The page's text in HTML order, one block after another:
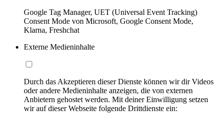
Google Tag Manager, UET (Universal Event Tracking)
Consent Mode von Microsoft, Google Consent Mode,
Klarna, Freshchat
Externe Medieninhalte
Durch das Akzeptieren dieser Dienste können wir dir Videos
oder andere Medieninhalte anzeigen, die von externen
Anbietern gehostet werden. Mit deiner Einwilligung setzen
wir auf dieser Webseite folgende Drittdienste ein: